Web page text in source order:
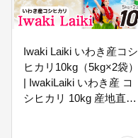
07
Iwaki Laiki いわき産コシ
ヒカリ10kg（5kg×2袋）
| IwakiLaiki いわき産 コ
シヒカリ 10kg 産地直送